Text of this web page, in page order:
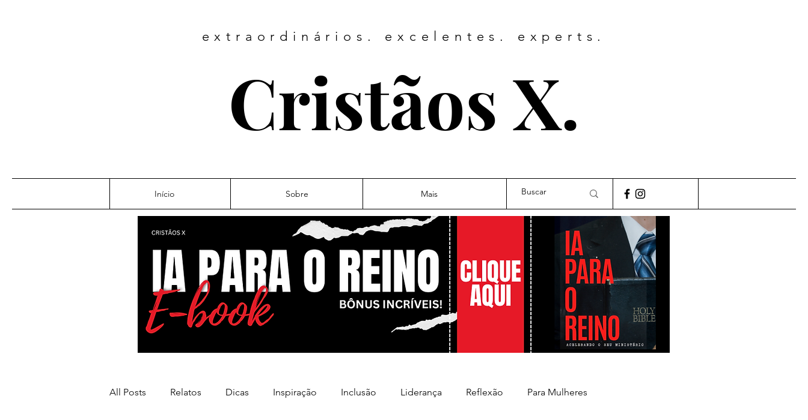
extraordinários. excelentes. experts.
Cristãos X.
Início Sobre Mais
All Posts Relatos Dicas Inspiração Inclusão Liderança Reflexão Para Mulheres